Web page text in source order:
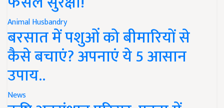
Animal Husbandry
बरसात में पशुओं को बीमारियों से
कैसे बचाएं? अपनाएं ये 5 आसान
उपाय..
News